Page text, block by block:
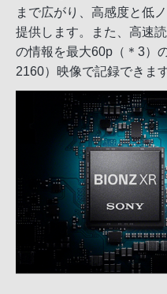
まで広がり、高感度と低
提供します。また、高速
の情報を最大60p（＊3）
2160）映像で記録できます